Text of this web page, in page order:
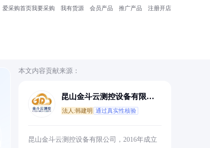
爱采购首页我要采购 我有货源 会员产品 推广产品 注册开店
本文内容贡献来源：
昆山金斗云测控设备有限公
法人:韩建明 通过真实性核验
昆山金斗云测控设备有限公司，2016年成立